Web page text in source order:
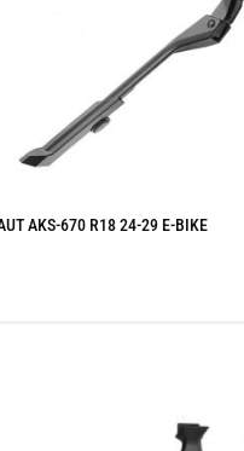
AKS-670 R18 24-29 E-BIKE